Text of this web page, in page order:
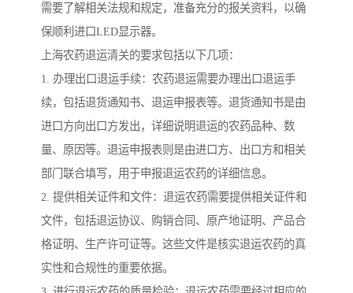
需要了解相关法规和规定，准备充分的报关资料，以确
保顺利进口LED显示器。
上海农药退运清关的要求包括以下几项：
1. 办理出口退运手续：农药退运需要办理出口退运手
续，包括退货通知书、退运申报表等。退货通知书是由
进口方向出口方发出，详细说明退运的农药品种、数
量、原因等。退运申报表则是由进口方、出口方和相关
部门联合填写，用于申报退运农药的详细信息。
2. 提供相关证件和文件：退运农药需要提供相关证件和
文件，包括退运协议、购销合同、原产地证明、产品合
格证明、生产许可证等。这些文件是核实退运农药的真
实性和合规性的重要依据。